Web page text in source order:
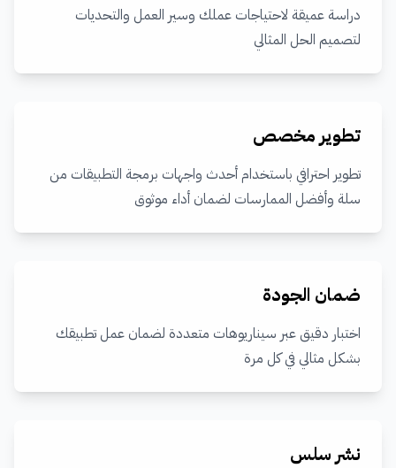
دراسة عميقة لاحتياجات عملك وسير العمل والتحديات
لتصميم الحل المثالي
تطوير مخصص
تطوير احترافي باستخدام أحدث واجهات برمجة التطبيقات من
سلة وأفضل الممارسات لضمان أداء موثوق
ضمان الجودة
اختبار دقيق عبر سيناريوهات متعددة لضمان عمل تطبيقك
بشكل مثالي في كل مرة
نشر سلس